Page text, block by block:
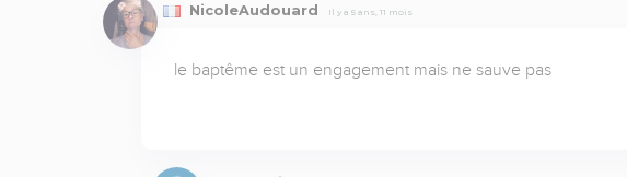
NicoleAudouard Il y a 5 ans, 11 mois
le baptême est un engagement mais ne sauve pas